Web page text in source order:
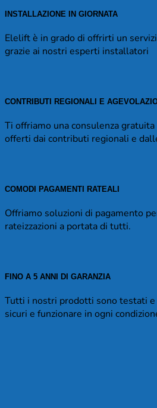
INSTALLAZIONE IN GIORNATA
Elelift è in grado di offrirti un
grazie ai nostri esperti installatori
CONTRIBUTI REGIONALI E
Ti offriamo una consulenza
offerti dai contributi regionali e
COMODI PAGAMENTI RATEALI
Offriamo soluzioni di pagamento
rateizzazioni a portata di tutti.
FINO A 5 ANNI DI GARANZIA
Tutti i nostri prodotti sono testati
sicuri e funzionare in ogni